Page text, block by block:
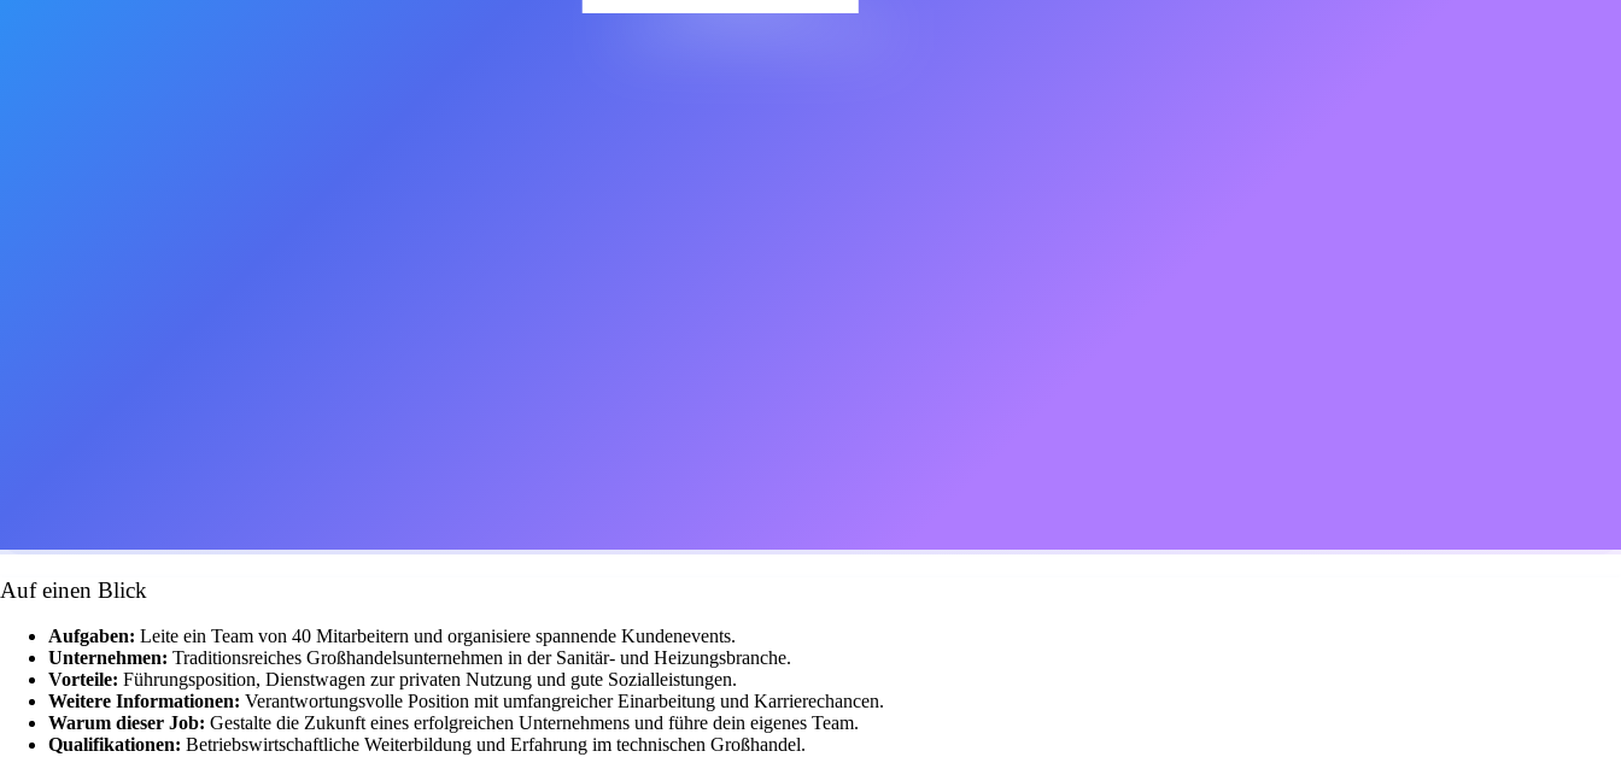
Auf einen Blick
Aufgaben: Leite ein Team von 40 Mitarbeitern und organisiere spannende Kundenevents.
Unternehmen: Traditionsreiches Großhandelsunternehmen in der Sanitär- und Heizungsbranche.
Vorteile: Führungsposition, Dienstwagen zur privaten Nutzung und gute Sozialleistungen.
Weitere Informationen: Verantwortungsvolle Position mit umfangreicher Einarbeitung und Karrierechancen.
Warum dieser Job: Gestalte die Zukunft eines erfolgreichen Unternehmens und führe dein eigenes Team.
Qualifikationen: Betriebswirtschaftliche Weiterbildung und Erfahrung im technischen Großhandel.